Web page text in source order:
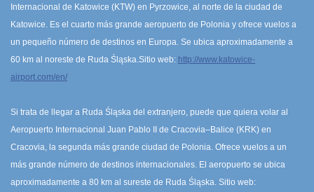
Internacional de Katowice (KTW) en Pyrzowice, al norte de la ciudad de
Katowice. Es el cuarto más grande aeropuerto de Polonia y ofrece vuelos a
un pequeño número de destinos en Europa. Se ubica aproximadamente a
60 km al noreste de Ruda Śląska.Sitio web: http://www.katowice-
airport.com/en/
Si trata de llegar a Ruda Śląska del extranjero, puede que quiera volar al
Aeropuerto Internacional Juan Pablo II de Cracovia–Balice (KRK) en
Cracovia, la segunda más grande ciudad de Polonia. Ofrece vuelos a un
más grande número de destinos internacionales. El aeropuerto se ubica
aproximadamente a 80 km al sureste de Ruda Śląska. Sitio web: